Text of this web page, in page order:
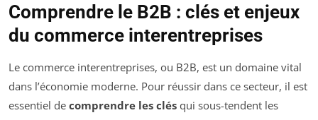
Comprendre le B2B : clés et enjeux
du commerce interentreprises
Le commerce interentreprises, ou B2B, est un domaine vital
dans l’économie moderne. Pour réussir dans ce secteur, il est
essentiel de comprendre les clés qui sous-tendent les